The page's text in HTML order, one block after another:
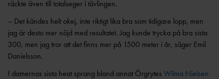
UTBILDNING
AR
MEDICINSK
DISPENS
VISTELSERAPPORTERI
SVENSKA MÄSTERSKAP
SM-TÄVLINGAR OCH
UNIVERSITETSMÄSTERSKAPEN
GP-
FINALEN
ATEA
FRIIDROTTSGALAN
räckte även till totalseger i tävlingen.
– Det kändes helt okej, inte riktigt lika bra som tidigare lopp, men
jag är desto mer nöjd med resultatet. Jag kunde trycka på bra sista
300, men jag tror att det finns mer på 1500 meter i år, säger Emil
Danielsson.
I damernas sista heat sprang bland annat Örgrytes Wilma Nielsen